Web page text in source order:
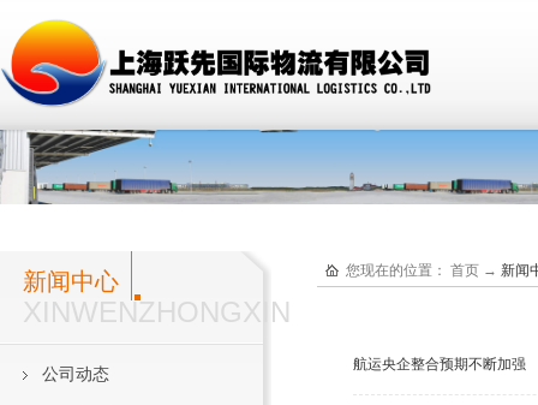
新闻中心
XINWENZHONGXIN
公司动态
您现在的位置： 首页 → 新闻
航运央企整合预期不断加强